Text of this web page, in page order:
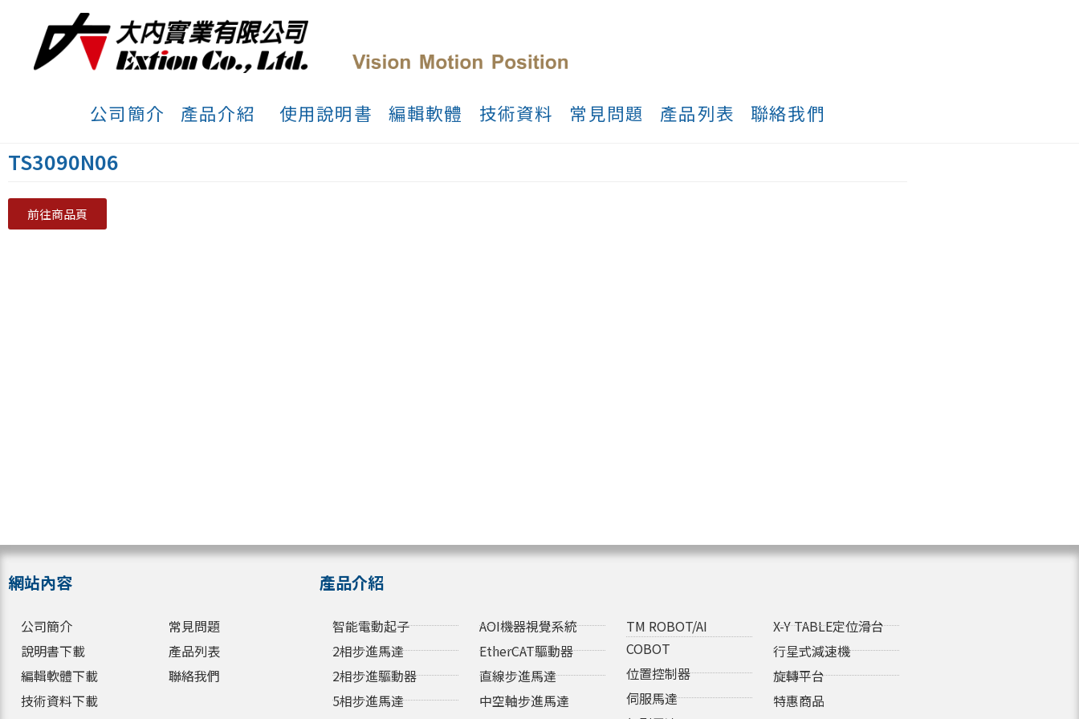
公司簡介 產品介紹 使用說明書 編輯軟體 技術資料 常見問題 產品列表 聯絡我們
TS3090N06
前往商品頁
網站內容
公司簡介
說明書下載
編輯軟體下載
技術資料下載
常見問題
產品列表
聯絡我們
產品介紹
智能電動起子
2相步進馬達
2相步進驅動器
5相步進馬達
AOI機器視覺系統
EtherCAT驅動器
直線步進馬達
中空軸步進馬達
TM ROBOT/AI
COBOT
位置控制器
伺服馬達
X-Y TABLE定位滑台
行星式減速機
旋轉平台
特惠商品